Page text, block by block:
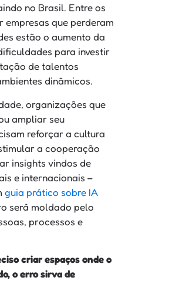
no Brasil. Entre os
que perderam
estão o aumento da
para investir
de talentos
dinâmicos.
organizações que
ampliar seu
reforçar a cultura
a cooperação
insights vindos de
e internacionais –
guia prático sobre IA
será moldado pelo
processos e
criar espaços onde o
o erro sirva de